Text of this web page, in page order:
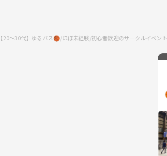
【20〜30代】ゆるバス🏀/ほぼ未経験/初心者歓迎のサークルイベント